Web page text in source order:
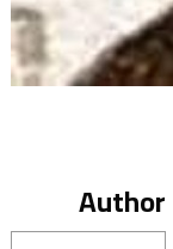
Author